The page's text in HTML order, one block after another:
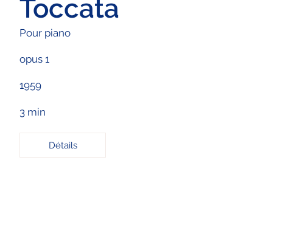
Toccata
Pour piano
opus 1
1959
3 min
Détails